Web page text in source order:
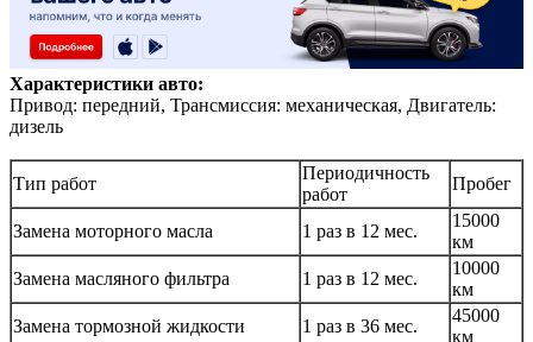
Характеристики авто:
Привод: передний, Трансмиссия: механическая, Двигатель:
дизель
Тип работ
Периодичность
работ
Пробег
Замена моторного масла 1 раз в 12 мес.
15000
км
Замена масляного фильтра
1 раз в 12 мес.
10000
км
Замена тормозной жидкости
1 раз в 36 мес.
45000
км